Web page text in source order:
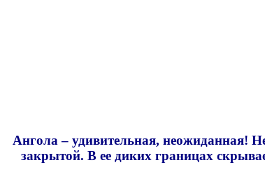
Ангола – удивительная, неожиданная!
закрытой. В ее диких границах